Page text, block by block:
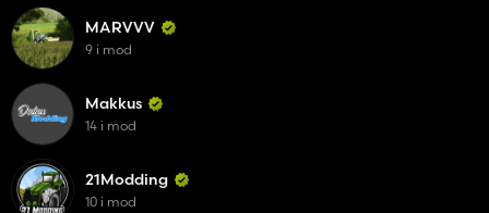
MARVVV
9 i mod
Makkus
14 i mod
21Modding
10 i mod